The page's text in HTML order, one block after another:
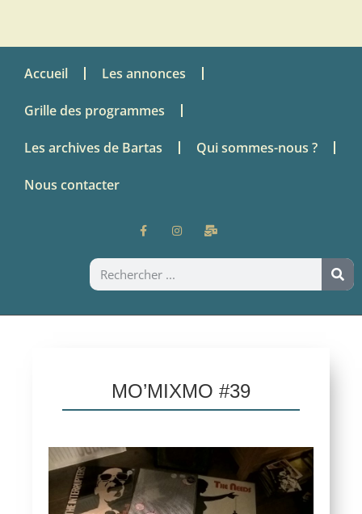
Accueil Les annonces
Grille des programmes
Les archives de Bartas Qui sommes-nous ?
Nous contacter
MO’MIXMO #39